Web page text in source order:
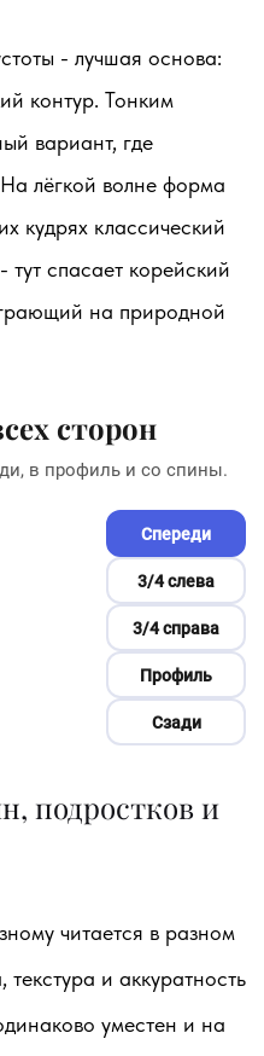
- лучшая основа:
контур. Тонким
вариант, где
лёгкой волне форма
кудрях классический
спасает корейский
на природной
сторон
в профиль и со спины.
Спереди
3/4 слева
3/4 справа
Профиль
Сзади
подростков и
читается в разном
и аккуратность
уместен и на